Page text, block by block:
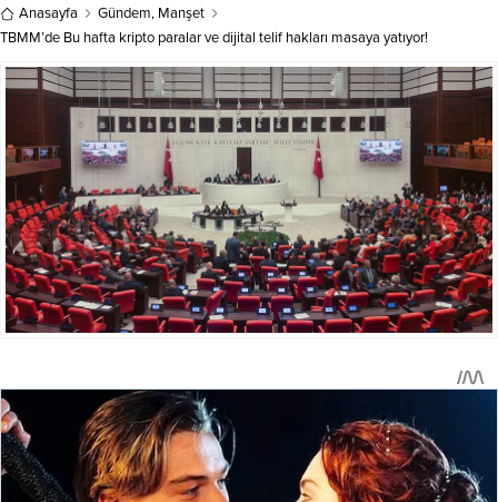
Anasayfa Gündem, Manşet
TBMM’de Bu hafta kripto paralar ve dijital telif hakları masaya yatıyor!